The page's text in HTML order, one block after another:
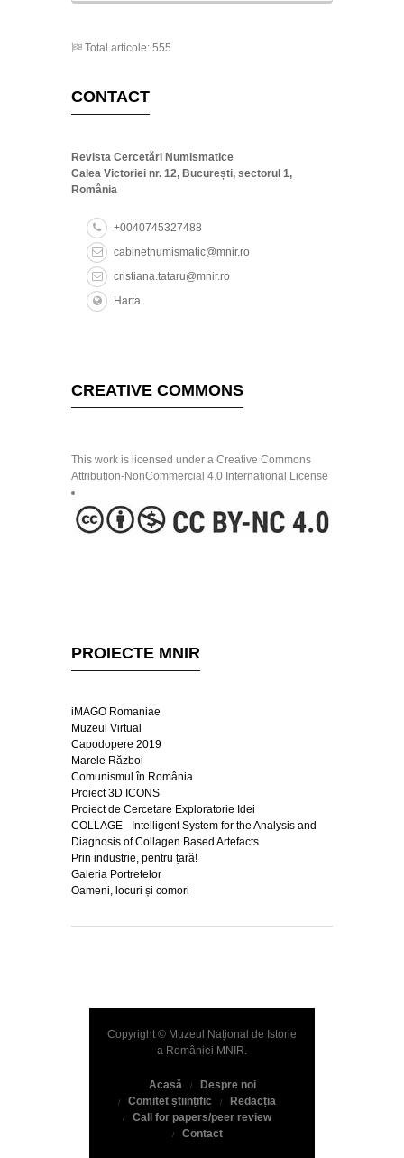
Total articole: 555
CONTACT
Revista Cercetări Numismatice
Calea Victoriei nr. 12, București, sectorul 1,
România
+0040745327488
cabinetnumismatic@mnir.ro
cristiana.tataru@mnir.ro
Harta
CREATIVE COMMONS
This work is licensed under a Creative Commons
Attribution-NonCommercial 4.0 International License
PROIECTE MNIR
iMAGO Romaniae
Muzeul Virtual
Capodopere 2019
Marele Război
Comunismul în România
Proiect 3D ICONS
Proiect de Cercetare Exploratorie Idei
COLLAGE - Intelligent System for the Analysis and
Diagnosis of Collagen Based Artefacts
Prin industrie, pentru țară!
Galeria Portretelor
Oameni, locuri și comori
Copyright © Muzeul Național de Istorie
a României MNIR.
Acasă
Despre noi
Comitet științific
Redacția
Call for papers/peer review
Contact